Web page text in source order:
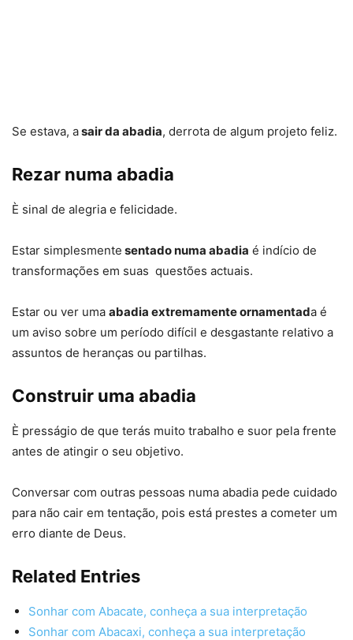
Se estava, asair da abadia, derrota de algum projeto feliz.
Rezar numa abadia
È sinal de alegria e felicidade.
Estar simplesmente sentado numa abadia é indício de
transformações em suas questões actuais.
Estar ou ver uma abadia extremamente ornamentada é
um aviso sobre um período difícil e desgastante relativo a
assuntos de heranças ou partilhas.
Construir uma abadia
È presságio de que terás muito trabalho e suor pela frente
antes de atingir o seu objetivo.
Conversar com outras pessoas numa abadia pede cuidado
para não cair em tentação, pois está prestes a cometer um
erro diante de Deus.
Related Entries
Sonhar com Abacate, conheça a sua interpretação
Sonhar com Abacaxi, conheça a sua interpretação